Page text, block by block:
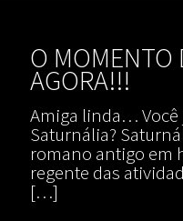
O MOMENTO
AGORA!!!
Amiga linda… Você
Saturnália?
romano antigo em
regente das
[…]